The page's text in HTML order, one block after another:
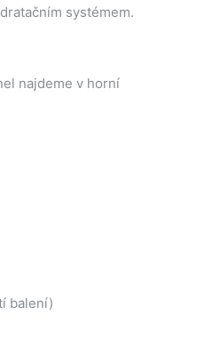
systémem.
najdeme v horní
balení)